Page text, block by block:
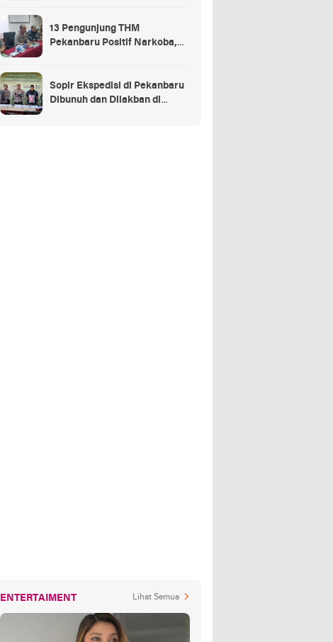
13 Pengunjung THM
Pekanbaru Positif Narkoba,
Sopir Ekspedisi di Pekanbaru
Dibunuh dan Dilakban di
ENTERTAIMENT Lihat Semua